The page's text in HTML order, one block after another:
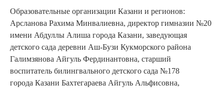
Образовательные организации Казани и регионов:
Арсланова Рахима Минвалиевна, директор гимназии №20
имени Абдуллы Алиша города Казани, заведующая
детского сада деревни Аш-Бузи Кукморского района
Галимзянова Айгуль Фердинантовна, старший
воспитатель билингвального детского сада №178
города Казани Бахтегараева Айгуль Альфисовна,